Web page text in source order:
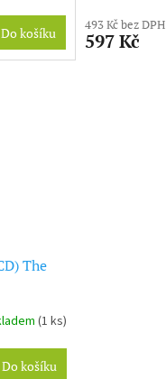
Do košíku
493 Kč bez DPH
597 Kč
The
(1 ks)
Do košíku